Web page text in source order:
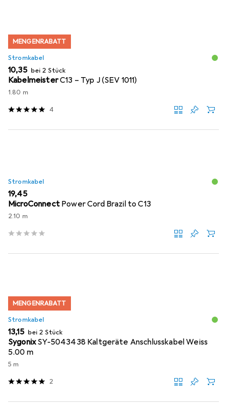
MENGENRABATT
Stromkabel
EUR
10,35 bei 2 Stück
KabelmeisterC13 – Typ J (SEV 1011)
1.80 m
4
Stromkabel
EUR
19,45
MicroConnect Power Cord Brazil to C13
2.10 m
MENGENRABATT
Stromkabel
EUR
13,15 bei 2 Stück
SygonixSY-5043438 Kaltgeräte Anschlusskabel Weiss
5.00 m
5 m
2